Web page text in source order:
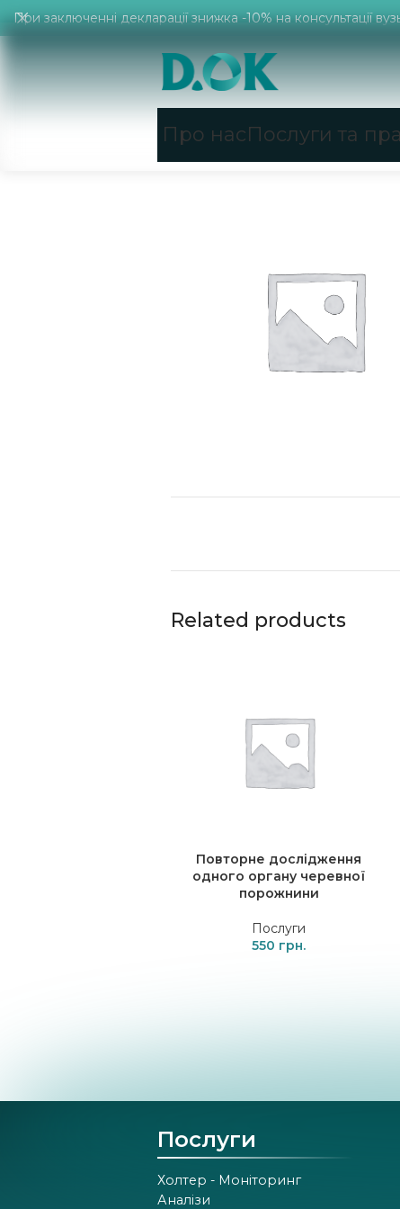
Про насПослуги та
Related products
Повторне дослідження
одного органу черевної
порожнини
Послуги
550
Послуги
Холтер - Моніторинг
Аналізи
При заключенні декларації знижка -10% на консультації